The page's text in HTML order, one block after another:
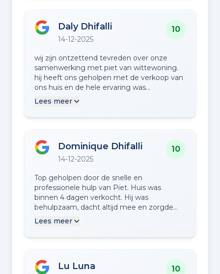
Daly Dhifalli
14-12-2025
10
wij zijn ontzettend tevreden over onze
samenwerking met piet van wittewoning.
hij heeft ons geholpen met de verkoop van
ons huis en de hele ervaring was
uitstekend. piet was altijd erg behulpzaam,
ervaring in de woningmarkt. dank je wel,
een huis wil verkopen of kopen!
Lees meer
Dominique Dhifalli
14-12-2025
10
Top geholpen door de snelle en
professionele hulp van Piet. Huis was
binnen 4 dagen verkocht. Hij was
behulpzaam, dacht altijd mee en zorgde
dat alles verliep zoals we wensten.
Lees meer
Lu Luna 10